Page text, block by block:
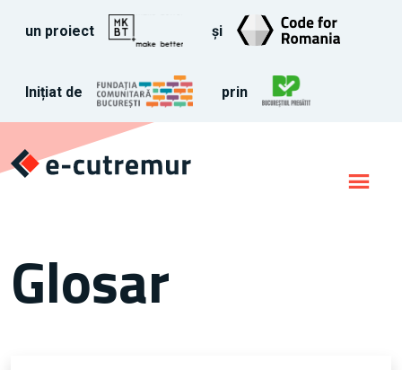
un proiect și
Inițiat de prin
Glosar